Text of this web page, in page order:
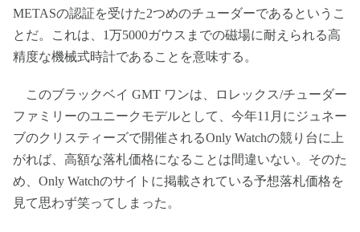
METASの認証を受けた2つめのチューダーであるというこ
とだ。これは、1万5000ガウスまでの磁場に耐えられる高
精度な機械式時計であることを意味する。
このブラックベイ GMT ワンは、ロレックス/チューダー
ファミリーのユニークモデルとして、今年11月にジュネー
ブのクリスティーズで開催されるOnly Watchの競り台に上
がれば、高額な落札価格になることは間違いない。そのた
め、Only Watchのサイトに掲載されている予想落札価格を
見て思わず笑ってしまった。